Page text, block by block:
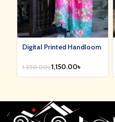
Digital Printed Handloom
1,250.00৳1,150.00৳